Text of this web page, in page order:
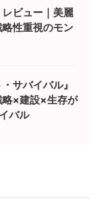
レビュー｜美麗
性重視のモン
サバイバル』
略×建設×生存が
バル